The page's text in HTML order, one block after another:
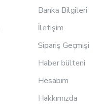
Banka Bilgileri
İletişim
Sipariş Geçmişi
Haber bülteni
Hesabım
Hakkımızda